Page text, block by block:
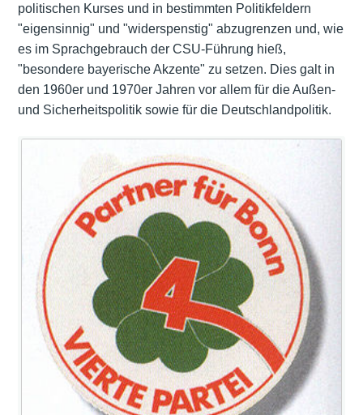
politischen Kurses und in bestimmten Politikfeldern
"eigensinnig" und "widerspenstig" abzugrenzen und, wie
es im Sprachgebrauch der CSU-Führung hieß,
"besondere bayerische Akzente" zu setzen. Dies galt in
den 1960er und 1970er Jahren vor allem für die Außen-
und Sicherheitspolitik sowie für die Deutschlandpolitik.